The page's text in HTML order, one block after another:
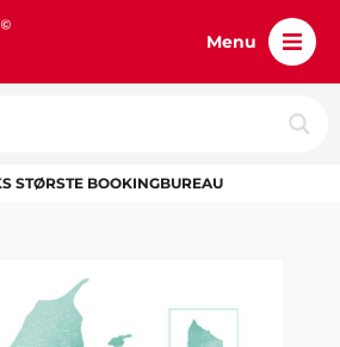
Menu
STØRSTE BOOKINGBUREAU